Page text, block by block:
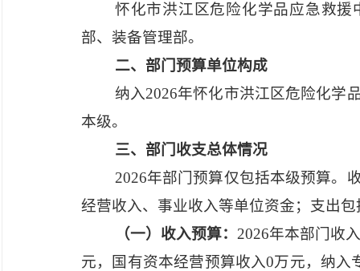
怀化市洪江区危险化学品应急救援
部、装备管理部。
二、部门预算单位构成
纳入2026年怀化市洪江区危险化学
本级。
三、部门收支总体情况
2026年部门预算仅包括本级预算。
经营收入、事业收入等单位资金；支出
（一）收入预算： 2026年本部门收
元，国有资本经营预算收入0万元，纳